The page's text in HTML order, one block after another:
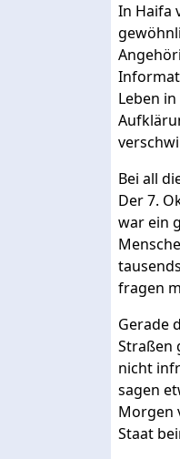
In Haifa
Leben
Bei all
Der 7.
war ein
fragen
Gerade
Straßen
nicht
sagen
Morgen
Staat